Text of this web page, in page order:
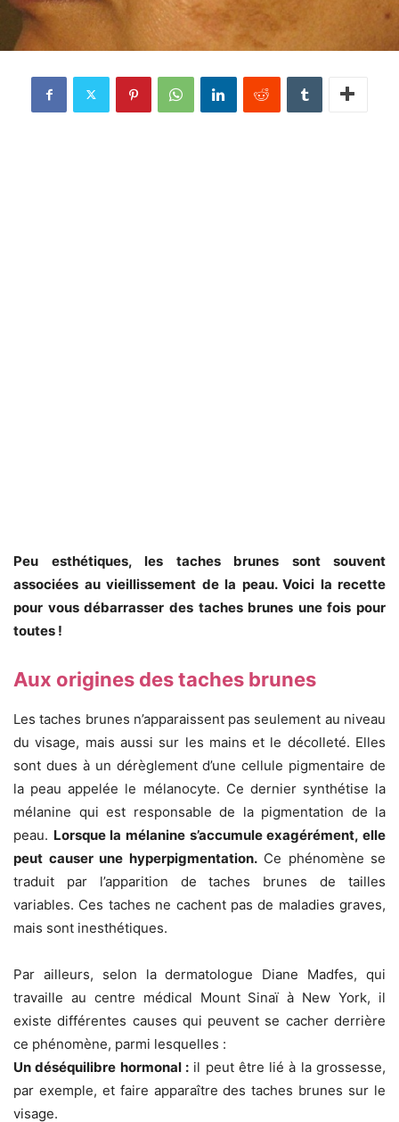
Peu esthétiques, les taches brunes sont souvent
associées au vieillissement de la peau. Voici la recette
pour vous débarrasser des taches brunes une fois pour
toutes !
Aux origines des taches brunes
Les taches brunes n’apparaissent pas seulement au niveau
du visage, mais aussi sur les mains et le décolleté. Elles
sont dues à un dérèglement d’une cellule pigmentaire de
la peau appelée le mélanocyte. Ce dernier synthétise la
mélanine qui est responsable de la pigmentation de la
peau. Lorsque la mélanine s’accumule exagérément, elle
peut causer une hyperpigmentation.Ce phénomène se
traduit par l’apparition de taches brunes de tailles
variables. Ces taches ne cachent pas de maladies graves,
mais sont inesthétiques.
Par ailleurs, selon la dermatologue Diane Madfes, qui
travaille au centre médical Mount Sinaï à New York, il
existe différentes causes qui peuvent se cacher derrière
ce phénomène, parmi lesquelles :
Un déséquilibre hormonal :il peut être lié à la grossesse,
par exemple, et faire apparaître des taches brunes sur le
visage.